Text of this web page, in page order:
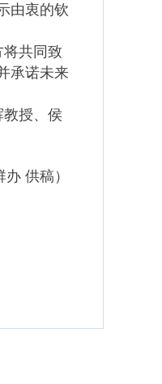
由衷的钦
将共同致
承诺未来
授、侯
办 供稿）